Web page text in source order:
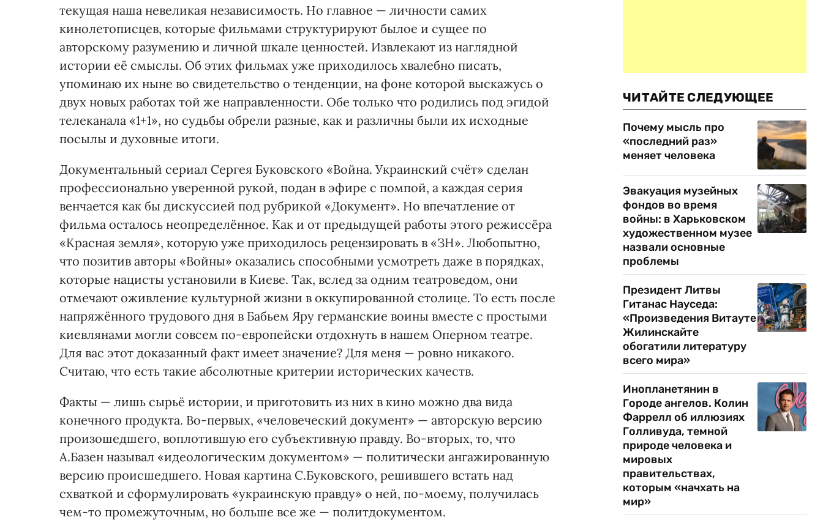
текущая наша невеликая независимость. Но главное — личности самих
кинолетописцев, которые фильмами структурируют былое и сущее по
авторскому разумению и личной шкале ценностей. Извлекают из наглядной
истории её смыслы. Об этих фильмах уже приходилось хвалебно писать,
упоминаю их ныне во свидетельство о тенденции, на фоне которой выскажусь о
двух новых работах той же направленности. Обе только что родились под эгидой
телеканала «1+1», но судьбы обрели разные, как и различны были их исходные
посылы и духовные итоги.
Документальный сериал Сергея Буковского «Война. Украинский счёт» сделан
профессионально уверенной рукой, подан в эфире с помпой, а каждая серия
венчается как бы дискуссией под рубрикой «Документ». Но впечатление от
фильма осталось неопределённое. Как и от предыдущей работы этого режиссёра
«Красная земля», которую уже приходилось рецензировать в «ЗН». Любопытно,
что позитив авторы «Войны» оказались способными усмотреть даже в порядках,
которые нацисты установили в Киеве. Так, вслед за одним театроведом, они
отмечают оживление культурной жизни в оккупированной столице. То есть после
напряжённого трудового дня в Бабьем Яру германские воины вместе с простыми
киевлянами могли совсем по-европейски отдохнуть в нашем Оперном театре.
Для вас этот доказанный факт имеет значение? Для меня — ровно никакого.
Считаю, что есть такие абсолютные критерии исторических качеств.
Факты — лишь сырьё истории, и приготовить из них в кино можно два вида
конечного продукта. Во-первых, «человеческий документ» — авторскую версию
произошедшего, воплотившую его субъективную правду. Во-вторых, то, что
А.Базен называл «идеологическим документом» — политически ангажированную
версию происшедшего. Новая картина С.Буковского, решившего встать над
схваткой и сформулировать «украинскую правду» о ней, по-моему, получилась
чем-то промежуточным, но больше все же — политдокументом.
ЧИТАЙТЕ СЛЕДУЮЩЕЕ
Почему мысль про
«последний раз»
меняет человека
Эвакуация музейных
фондов во время
войны: в Харьковском
художественном музее
назвали основные
проблемы
Президент Литвы
Гитанас Науседа:
«Произведения Витауте
Жилинскайте
обогатили литературу
всего мира»
Инопланетянин в
Городе ангелов. Колин
Фаррелл об иллюзиях
Голливуда, темной
природе человека и
мировых
правительствах,
которым «начхать на
мир»